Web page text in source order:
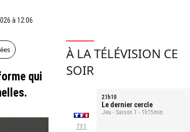
à 12:06
qui
À LA TÉLÉVISION CE
SOIR
TF1
21h10
Le dernier cercle
Jeu - Saison 1 - 1h15min.